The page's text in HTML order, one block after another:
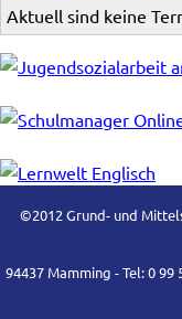
Aktuell sind keine
©2012 Grund- und
94437 Mamming - Tel: 0 99